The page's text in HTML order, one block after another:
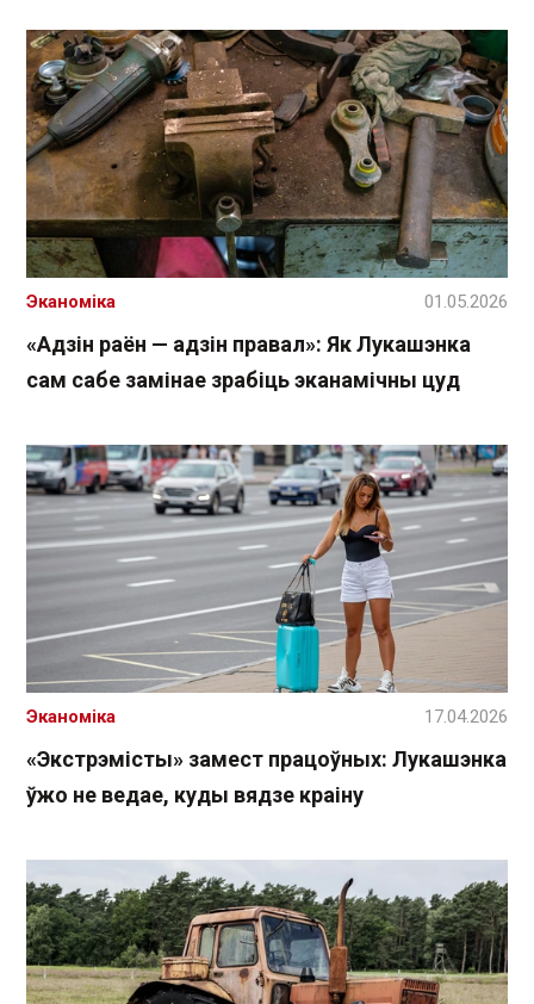
«Адзін раён — адзін правал»: Як Лукашэнка
сам сабе замінае зрабіць эканамічны цуд
Эканоміка 01.05.2026
«Экстрэмісты» замест працоўных: Лукашэнка
ўжо не ведае, куды вядзе краіну
Эканоміка 17.04.2026